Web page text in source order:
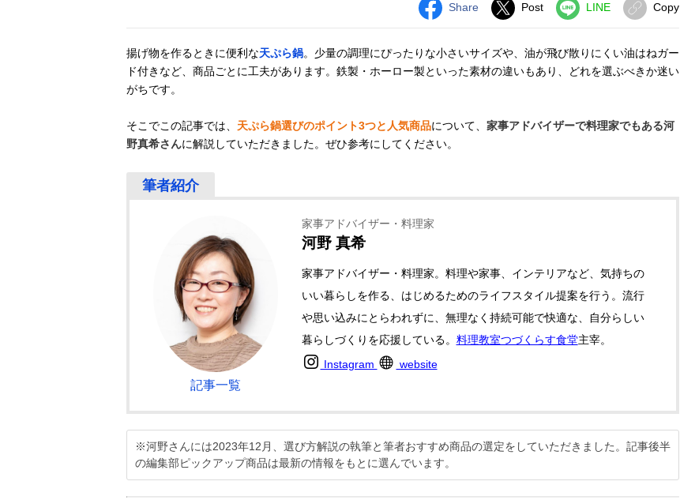
Share Post LINE Copy
揚げ物を作るときに便利な天ぷら鍋。少量の調理にぴったりな小さいサイズや、油が飛び散りにくい油はねガー
ド付きなど、商品ごとに工夫があります。鉄製・ホーロー製といった素材の違いもあり、どれを選ぶべきか迷い
がちです。
そこでこの記事では、 天ぷら鍋選びのポイント3つと人気商品について、 家事アドバイザーで料理家でもある河
野真希さんに解説していただきました。ぜひ参考にしてください。
記事一覧
家事アドバイザー・料理家
河野 真希
家事アドバイザー・料理家。料理や家事、インテリアなど、気持ちの
いい暮らしを作る、はじめるためのライフスタイル提案を行う。流行
や思い込みにとらわれずに、無理なく持続可能で快適な、自分らしい
暮らしづくりを応援している。 料理教室つづくらす食堂主宰。
Instagram
website
※河野さんには2023年12月、選び方解説の執筆と筆者おすすめ商品の選定をしていただきました。記事後半
の編集部ピックアップ商品は最新の情報をもとに選んでいます。